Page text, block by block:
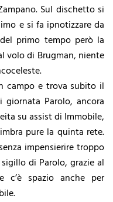
Sul dischetto si
e si fa ipnotizzare da
primo tempo però la
volo di Brugman, niente
campo e trova subito il
Parolo, ancora
su assist di Immobile,
pure la quinta rete.
impensierire troppo
di Parolo, grazie al
c’è spazio anche per